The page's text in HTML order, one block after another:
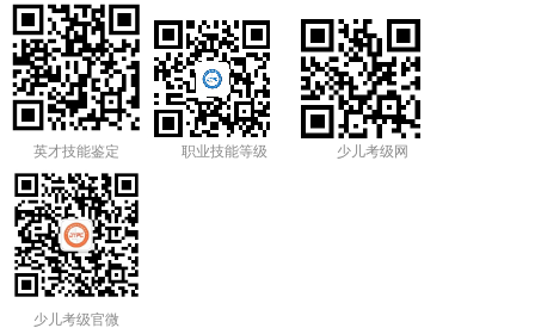
英才技能鉴定 职业技能等级 少儿考级网
少儿考级官微